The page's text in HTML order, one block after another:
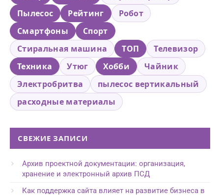
Пылесос
Рейтинг
Робот
Смартфоны
Спорт
Стиральная машина
ТОП
Телевизор
Техника
Утюг Хобби
Чайник
Электробритва
пылесос вертикальный
расходные материалы
СВЕЖИЕ ЗАПИСИ
Архив проектной документации: организация,
хранение и электронный архив ПСД
Как поддержка сайта влияет на развитие бизнеса в